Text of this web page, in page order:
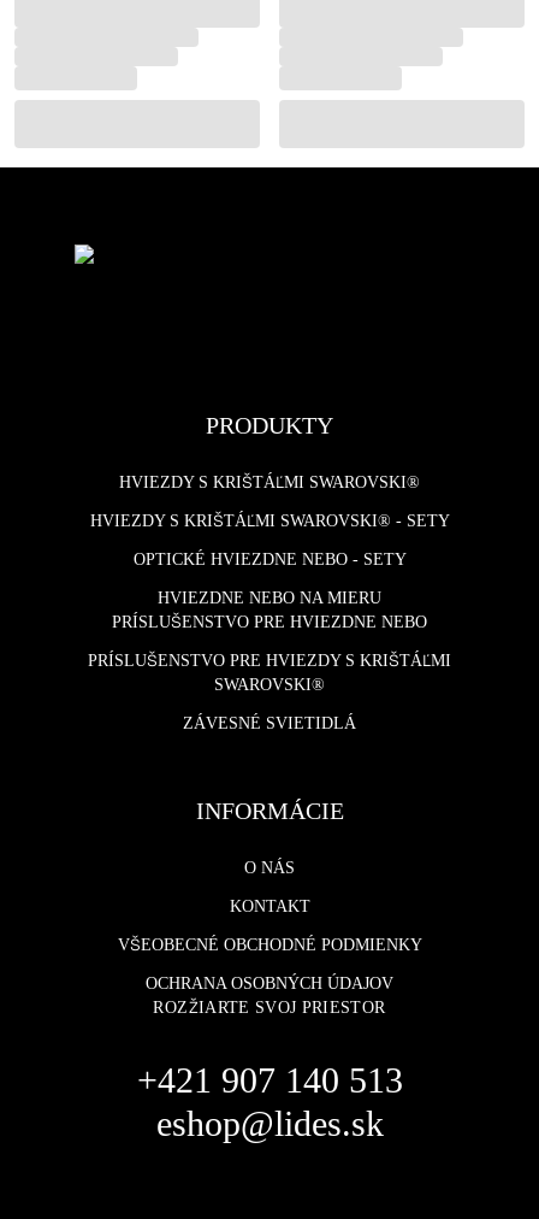
PRODUKTY
HVIEZDY S KRIŠTÁĽMI SWAROVSKI®
HVIEZDY S KRIŠTÁĽMI SWAROVSKI® - SETY
OPTICKÉ HVIEZDNE NEBO - SETY
HVIEZDNE NEBO NA MIERU
PRÍSLUŠENSTVO PRE HVIEZDNE NEBO
PRÍSLUŠENSTVO PRE HVIEZDY S KRIŠTÁĽMI
SWAROVSKI®
ZÁVESNÉ SVIETIDLÁ
INFORMÁCIE
O NÁS
KONTAKT
VŠEOBECNÉ OBCHODNÉ PODMIENKY
OCHRANA OSOBNÝCH ÚDAJOV
ROZŽIARTE SVOJ PRIESTOR
+421 907 140 513
eshop@lides.sk